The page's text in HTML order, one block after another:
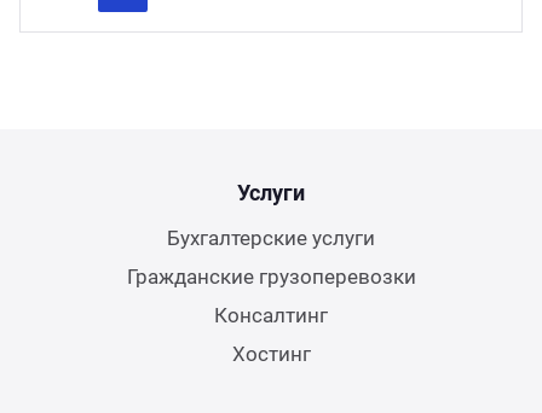
Услуги
Бухгалтерские услуги
Гражданские грузоперевозки
Консалтинг
Хостинг